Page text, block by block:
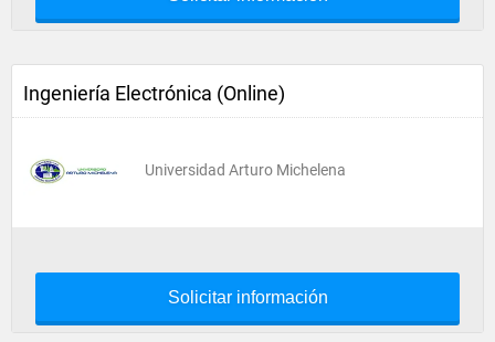
Ingeniería Electrónica (Online)
Universidad Arturo Michelena
Solicitar información